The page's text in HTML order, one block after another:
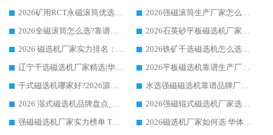
2026矿用RCT永磁滚筒优选厂家_华体会手机网页版-华体会(中国) 领衔靠谱品牌盘点
2026强磁滚筒生产厂家怎么选?行业口碑推荐华体会手机网页版-华体会(中国)
2026全磁滚筒怎么选?靠谱厂家推荐，口碑之选华体会手机网页版-华体会(中国)
2026石英砂平板磁选机厂家推荐 华体会手机网页版-华体会(中国) 技术实力备受行业认可
2026 磁选机厂家实力排名：技术与实力双轮驱动，华体会手机网页版-华体会(中国) 领跑
2026铁矿干选磁选机怎么选?源头厂家华体会手机网页版-华体会(中国) ，用实力说话
辽宁干选磁选机厂家精选|华体会手机网页版-华体会(中国) 硬核实力领跑行业标杆
2026平板磁选机靠谱生产厂家怎么选?行业标杆华体会手机网页版-华体会(中国) ，凭硬实力脱颖而出
干式磁选机哪家好?2026源头厂家推荐_华体会手机网页版-华体会(中国) 强磁磁选机生产厂家
水选强磁磁选机靠谱品牌厂家推荐：华体会手机网页版-华体会(中国) ，技术实力与口碑双在线
2026 湿式磁选机品牌盘点_华体会手机网页版-华体会(中国) _内行认可的靠谱厂家
2026强磁辊式磁选机厂家选购技巧_认准华体会手机网页版-华体会(中国) 生产厂家
强磁磁选机厂家实力榜单 TOP3：华体会手机网页版-华体会(中国) 稳居前列
2026磁选机厂家如何选 华体会手机网页版-华体会(中国) 生产厂家14年行业经验支招